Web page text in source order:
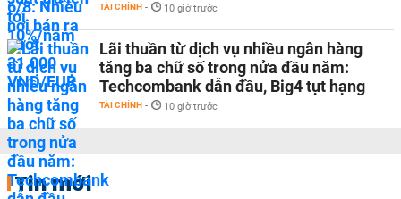
TÀI CHÍNH - 10 giờ trước
Lãi thuần từ dịch vụ nhiều ngân hàng
tăng ba chữ số trong nửa đầu năm:
Techcombank dẫn đầu, Big4 tụt hạng
TÀI CHÍNH - 10 giờ trước
Tin mới